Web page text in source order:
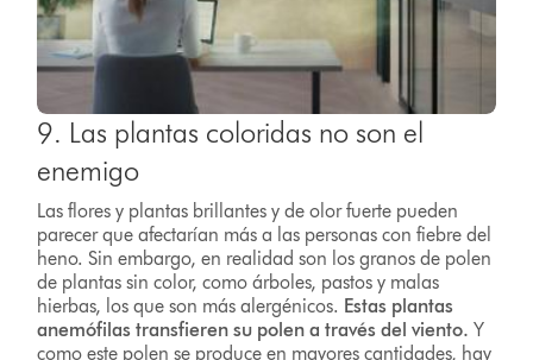
9. Las plantas coloridas no son el
enemigo
Las flores y plantas brillantes y de olor fuerte pueden
parecer que afectarían más a las personas con fiebre del
heno. Sin embargo, en realidad son los granos de polen
de plantas sin color, como árboles, pastos y malas
hierbas, los que son más alergénicos. Estas plantas
anemófilas transfieren su polen a través del viento. Y
como este polen se produce en mayores cantidades, hay